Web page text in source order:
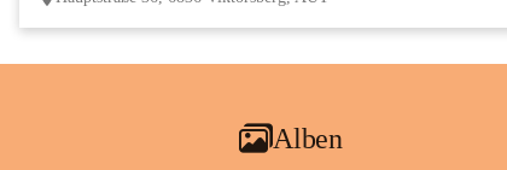
Alben